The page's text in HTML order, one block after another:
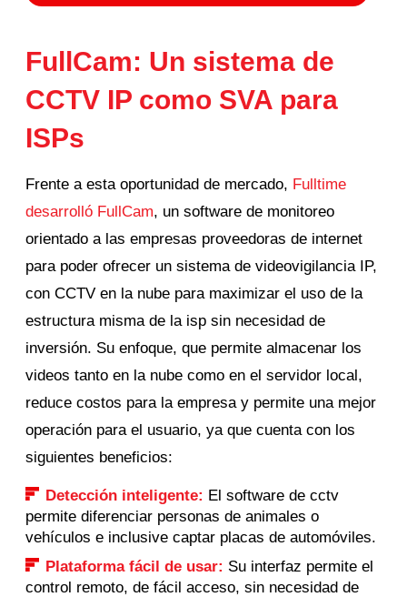
FullCam: Un sistema de
CCTV IP como SVA para
ISPs
Frente a esta oportunidad de mercado, Fulltime
desarrolló FullCam, un software de monitoreo
orientado a las empresas proveedoras de internet
para poder ofrecer un sistema de videovigilancia IP,
con CCTV en la nube para maximizar el uso de la
estructura misma de la isp sin necesidad de
inversión. Su enfoque, que permite almacenar los
videos tanto en la nube como en el servidor local,
reduce costos para la empresa y permite una mejor
operación para el usuario, ya que cuenta con los
siguientes beneficios:
Detección inteligente: El software de cctv
permite diferenciar personas de animales o
vehículos e inclusive captar placas de automóviles.
Plataforma fácil de usar: Su interfaz permite el
control remoto, de fácil acceso, sin necesidad de